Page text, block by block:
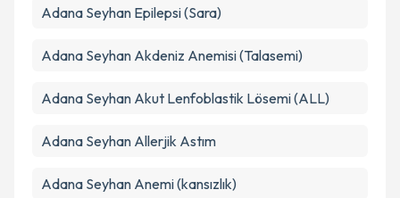
Adana Seyhan Epilepsi (Sara)
Adana Seyhan Akdeniz Anemisi (Talasemi)
Adana Seyhan Akut Lenfoblastik Lösemi (ALL)
Adana Seyhan Allerjik Astım
Adana Seyhan Anemi (kansızlık)